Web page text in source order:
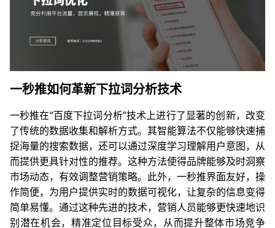
一秒推如何革新下拉词分析技术
一秒推在“百度下拉词分析”技术上进行了显著的创新，改变
了传统的数据收集和解析方式。其智能算法不仅能够快速捕
捉海量的搜索数据，还可以通过深度学习理解用户意图，从
而提供更具针对性的推荐。这种方法使得品牌能够及时洞察
市场动态，有效调整营销策略。此外，一秒推界面友好，操
作简便，为用户提供实时的数据可视化，让复杂的信息变得
简单易懂。通过这种先进的技术，营销人员能够更快速地识
别潜在机会，精准定位目标受众，从而提升整体市场竞争